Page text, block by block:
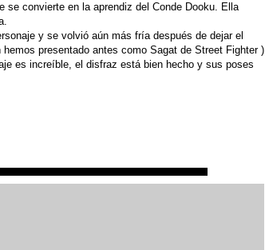
se convierte en la aprendiz del Conde Dooku. Ella
y se volvió aún más fría después de dejar el
presentado antes como Sagat de Street Fighter )
es increíble, el disfraz está bien hecho y sus poses